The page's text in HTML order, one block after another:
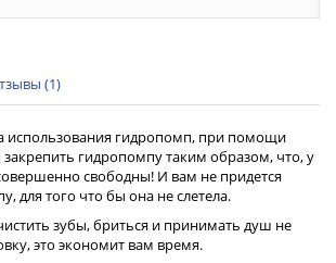
(1)
использования гидропомп, при помощи
гидропомпу таким образом, что, у
свободны! И вам не придется
для того что бы она не слетела.
зубы, бриться и принимать душ не
это экономит вам время.